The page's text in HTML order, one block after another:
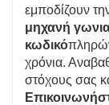
εμποδίζουν
μηχανή
κωδικό
χρόνια.
στόχους σας